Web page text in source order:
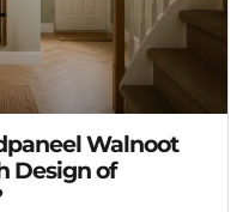
Walnoot
Design of